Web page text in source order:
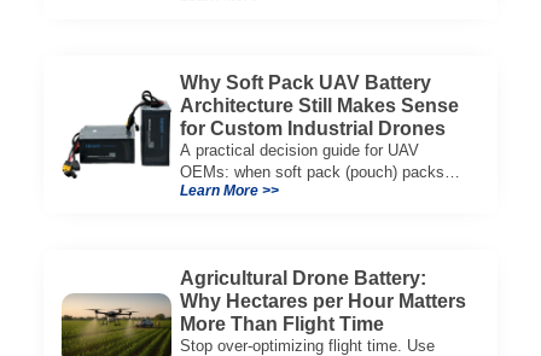
Why Soft Pack UAV Battery
Architecture Still Makes Sense
for Custom Industrial Drones
A practical decision guide for UAV
OEMs: when soft pack (pouch) packs
improve CG, packaging, and integration
Learn More >>
Agricultural Drone Battery:
Why Hectares per Hour Matters
More Than Flight Time
Stop over-optimizing flight time. Use